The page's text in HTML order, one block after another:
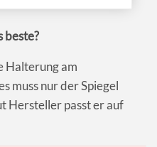
beste?
Halterung am
muss nur der Spiegel
Hersteller passt er auf